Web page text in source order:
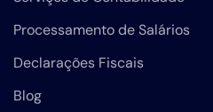
Processamento de Salários
Declarações Fiscais
Blog